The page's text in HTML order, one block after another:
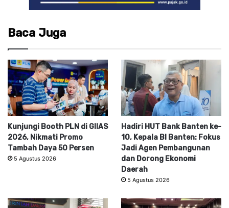
Baca Juga
Kunjungi Booth PLN di GIIAS
2026, Nikmati Promo
Tambah Daya 50 Persen
5 Agustus 2026
Hadiri HUT Bank Banten ke-
10, Kepala BI Banten: Fokus
Jadi Agen Pembangunan
dan Dorong Ekonomi
Daerah
5 Agustus 2026